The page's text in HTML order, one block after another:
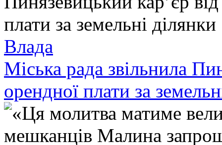
Влада
Міська рада звільнила
орендної плати за